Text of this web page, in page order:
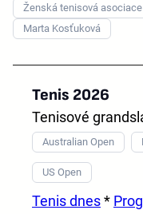
Ženská tenisová asociace
Marta Kosťuková
Tenis 2026
Tenisové
Australian Open
US Open
Tenis dnes*